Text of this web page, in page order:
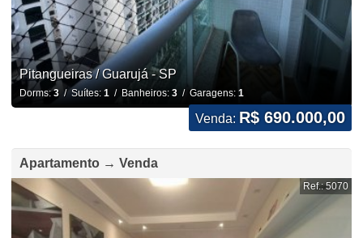
Pitangueiras / Guarujá - SP
Dorms:3/ Suítes: 1/ Banheiros: 3/ Garagens: 1
Venda: R$ 690.000,00
Apartamento → Venda
Ref.: 5070